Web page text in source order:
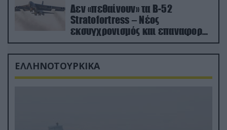
Δεν «πεθαίνουν» τα Β-52
Stratofortress – Νέος
εκσυγχρονισμός και επαναφορά
από τα «νεκροταφεία»
ΕΛΛΗΝΟΤΟΥΡΚΙΚΑ